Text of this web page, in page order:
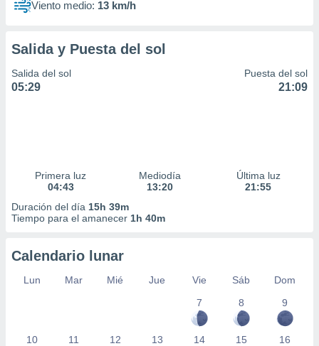
Viento medio: 13 km/h
Salida y Puesta del sol
Salida del sol
05:29
Puesta del sol
21:09
Primera luz
04:43
Mediodía
13:20
Última luz
21:55
Duración del día 15h 39m
Tiempo para el amanecer 1h 40m
Calendario lunar
Lun Mar Mié Jue Vie Sáb
Dom
7
8 9
10 11 12 13 14 15 16